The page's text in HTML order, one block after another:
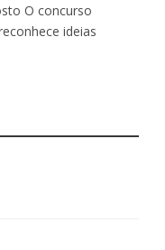
O concurso
ideias